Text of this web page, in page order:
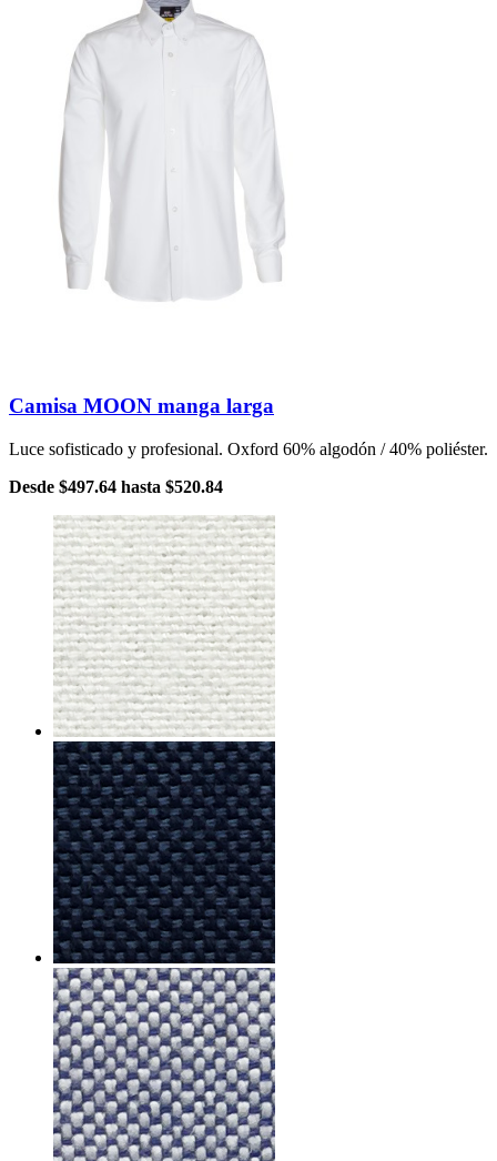
Camisa MOON manga larga
Luce sofisticado y profesional. Oxford 60% algodón / 40% poliéster.
Desde $497.64 hasta $520.84